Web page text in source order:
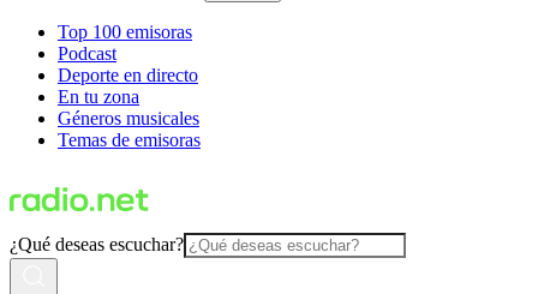
Top 100 emisoras
Podcast
Deporte en directo
En tu zona
Géneros musicales
Temas de emisoras
¿Qué deseas escuchar?